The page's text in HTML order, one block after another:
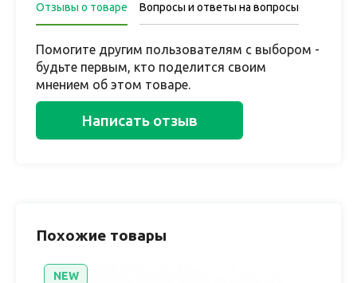
Отзывы о товаре Вопросы и ответы на вопросы
Помогите другим пользователям с выбором -
будьте первым, кто поделится своим
мнением об этом товаре.
Написать отзыв
Похожие товары
NEW